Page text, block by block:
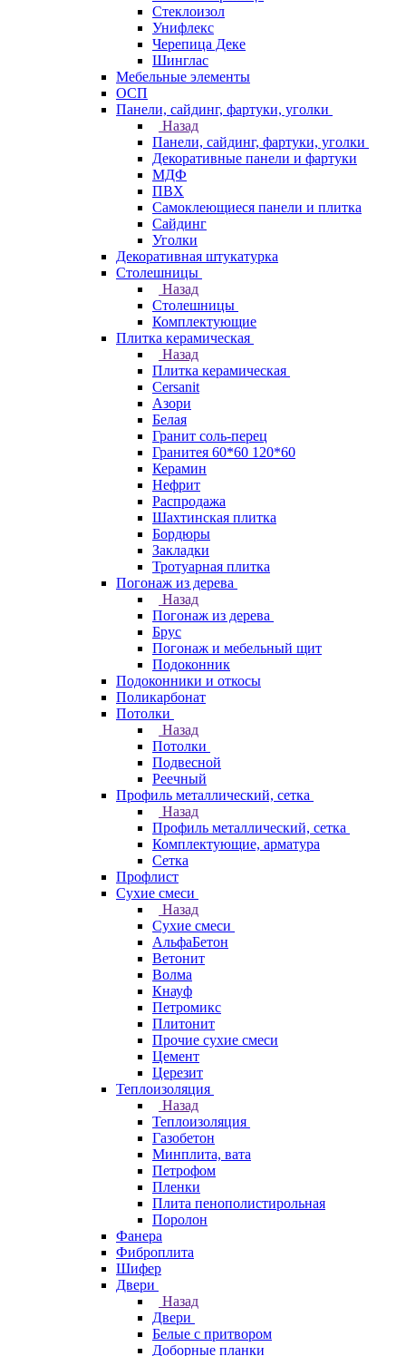
Стеклоизол
Унифлекс
Черепица Деке
Шинглас
Мебельные элементы
ОСП
Панели, сайдинг, фартуки, уголки
Назад
Панели, сайдинг, фартуки, уголки
Декоративные панели и фартуки
МДФ
ПВХ
Самоклеющиеся панели и плитка
Сайдинг
Уголки
Декоративная штукатурка
Столешницы
Назад
Столешницы
Комплектующие
Плитка керамическая
Назад
Плитка керамическая
Cersanit
Азори
Белая
Гранит соль-перец
Гранитея 60*60 120*60
Керамин
Нефрит
Распродажа
Шахтинская плитка
Бордюры
Закладки
Тротуарная плитка
Погонаж из дерева
Назад
Погонаж из дерева
Брус
Погонаж и мебельный щит
Подоконник
Подоконники и откосы
Поликарбонат
Потолки
Назад
Потолки
Подвесной
Реечный
Профиль металлический, сетка
Назад
Профиль металлический, сетка
Комплектующие, арматура
Сетка
Профлист
Сухие смеси
Назад
Сухие смеси
АльфаБетон
Ветонит
Волма
Кнауф
Петромикс
Плитонит
Прочие сухие смеси
Цемент
Церезит
Теплоизоляция
Назад
Теплоизоляция
Газобетон
Минплита, вата
Петрофом
Пленки
Плита пенополистирольная
Поролон
Фанера
Фиброплита
Шифер
Двери
Назад
Двери
Белые с притвором
Доборные планки